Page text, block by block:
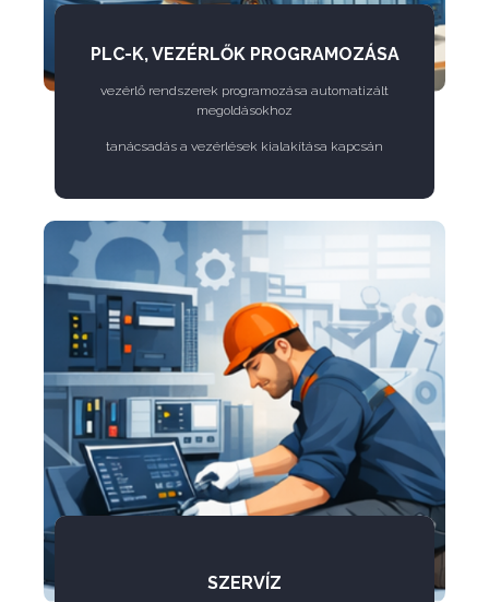
PLC-K, VEZÉRLŐK PROGRAMOZÁSA
vezérlő rendszerek programozása automatizált
megoldásokhoz
tanácsadás a vezérlések kialakítása kapcsán
SZERVÍZ